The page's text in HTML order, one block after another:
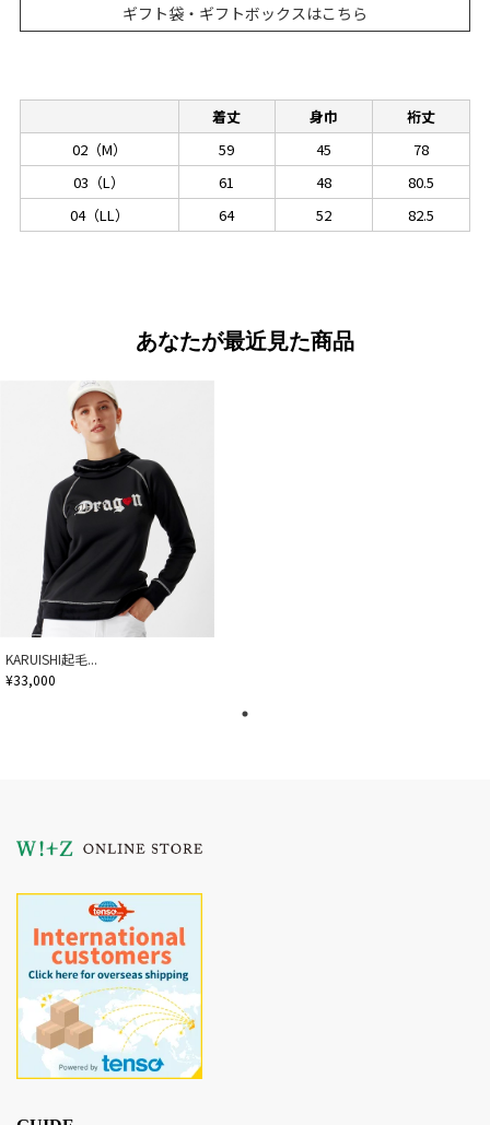
ギフト袋・ギフトボックスはこちら
着丈 身巾
裄丈
02（M）
59 45
78
03（L）
61 48
80.5
04（LL）
64 52 82.5
あなたが最近見た商品
KARUISHI起毛...
¥33,000